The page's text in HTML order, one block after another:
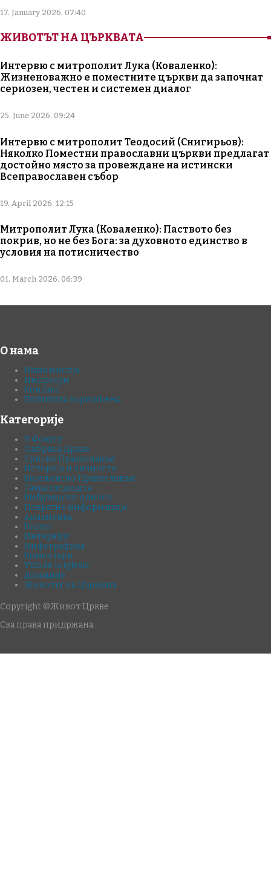
17. January 2026. 07:40
ЖИВОТЪТ НА ЦЪРКВАТА
Интервю с митрополит Лука (Коваленко):
Жизненоважно е поместните църкви да започнат
сериозен, честен и системен диалог
25. June 2026. 09:24
Интервю с митрополит Теодосий (Снигирьов):
Няколко Поместни православни църкви предлагат
достойно място за провеждане на истински
Всеправославен събор
19. April 2026. 12:15
Митрополит Лука (Коваленко): Паството без
покрив, но не без Бога: за духовното единство в
условия на потисничество
01. March 2026. 06:39
О нама
Наша мисија
Импресум
Контакт
Политика коришћења
Категорије
У Фокусу
Одбрана Цркве
Српско Православље
Историја и личности
Васељенско Православље
Тачка гледишта
Међуверски односи
Повратне информације
Аналитика
Видео
Интервјуи
Инфографика
Коментари
Vida de la Iglesia
Донације
Животът на Църквата
Copyright ©Живот Цркве
Сва права придржана.